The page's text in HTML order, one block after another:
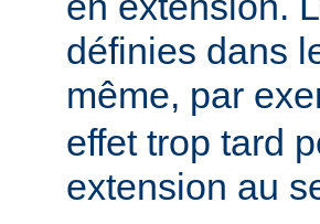
définies dans
même, par
effet trop tard
extension au